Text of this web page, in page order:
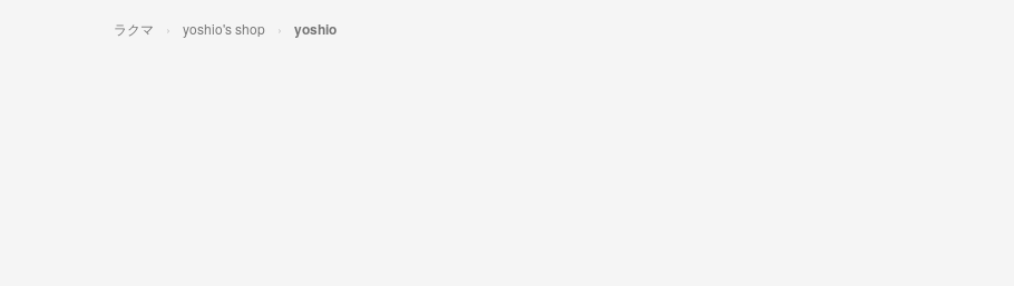
ラクマ yoshio's shop yoshio